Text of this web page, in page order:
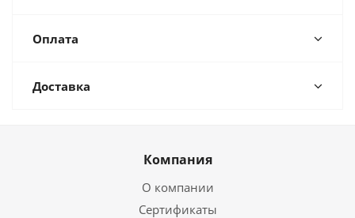
Оплата
Доставка
Компания
О компании
Сертификаты